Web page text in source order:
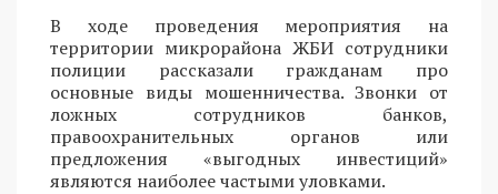
В ходе проведения мероприятия на
территории микрорайона ЖБИ сотрудники
полиции рассказали гражданам про
основные виды мошенничества. Звонки от
ложных сотрудников банков,
правоохранительных органов или
предложения «выгодных инвестиций»
являются наиболее частыми уловками.